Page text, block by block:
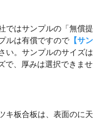
ではサンプルの「無償提
ルは有償ですので 【サン
い。サンプルのサイズは
で、厚みは選択できませ
キ板合板は、表面のに天